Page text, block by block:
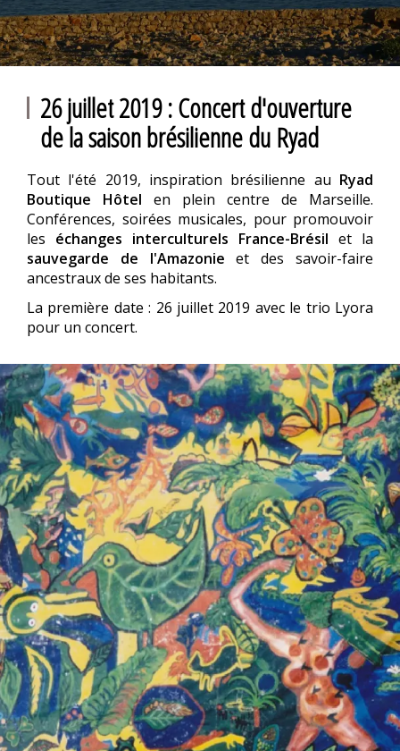
26 juillet 2019 : Concert d'ouverture
de la saison brésilienne du Ryad
Tout l'été 2019, inspiration brésilienne au Ryad
Boutique Hôtel en plein centre de Marseille.
Conférences, soirées musicales, pour promouvoir
les échanges interculturels France-Brésil et la
sauvegarde de l'Amazonie et des savoir-faire
ancestraux de ses habitants.
La première date : 26 juillet 2019 avec le trio Lyora
pour un concert.